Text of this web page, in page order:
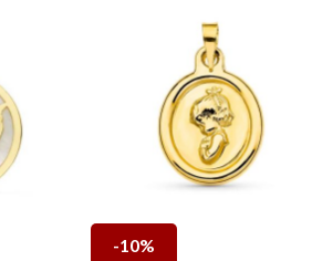
-10%